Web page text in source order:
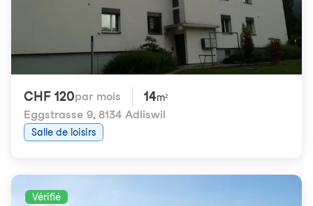
CHF 120par mois 14m²
Eggstrasse 9, 8134 Adliswil
Salle de loisirs
Vérifié